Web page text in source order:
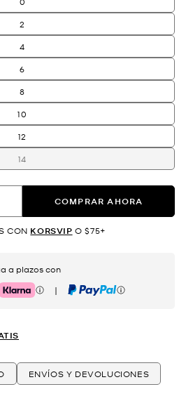
2
4
6
8
10
12
14
COMPRAR AHORA
CON KORSVIP O $75+
a plazos con
| PayPal
ENVÍOS Y DEVOLUCIONES